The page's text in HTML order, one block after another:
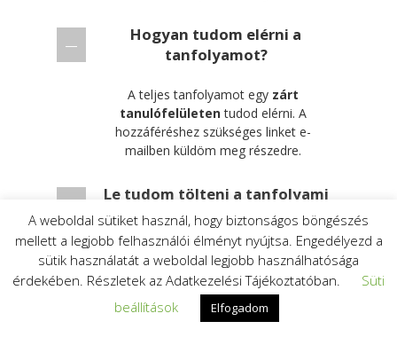
Hogyan tudom elérni a
tanfolyamot?
A teljes tanfolyamot egy zárt
tanulófelületentudod elérni. A
hozzáféréshez szükséges linket e-
mailben küldöm meg részedre.
Le tudom tölteni a tanfolyami
anyagokat?
A tanfolyami anyagok nem
letölthetőek
Hogyan tudom kifizetni a
A weboldal sütiket használ, hogy biztonságos böngészés
mellett a legjobb felhasználói élményt nyújtsa. Engedélyezd a
sütik használatát a weboldal legjobb használhatósága
érdekében. Részletek az Adatkezelési Tájékoztatóban.
Süti
beállítások
Elfogadom